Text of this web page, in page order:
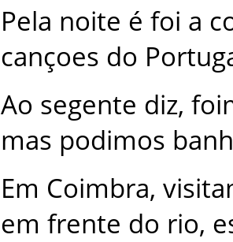
Pela noite é foi a
cançoes do
Ao segente diz,
mas podimos
Em Coimbra,
em frente do rio,